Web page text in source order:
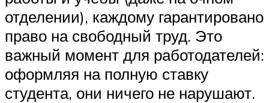
отделении), каждому гарантировано
право на свободный труд. Это
важный момент для работодателей:
оформляя на полную ставку
студента, они ничего не нарушают.